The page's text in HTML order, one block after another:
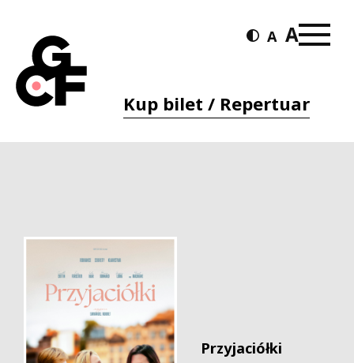
Kup bilet / Repertuar
Przyjaciółki